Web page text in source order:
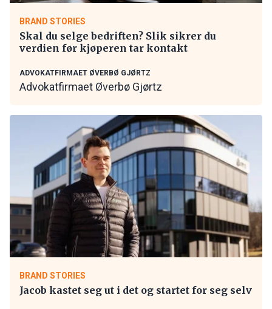
BRAND STORIES
Skal du selge bedriften? Slik sikrer du
verdien før kjøperen tar kontakt
ADVOKATFIRMAET ØVERBØ GJØRTZ
Advokatfirmaet Øverbø Gjørtz
BRAND STORIES
Jacob kastet seg ut i det og startet for seg selv